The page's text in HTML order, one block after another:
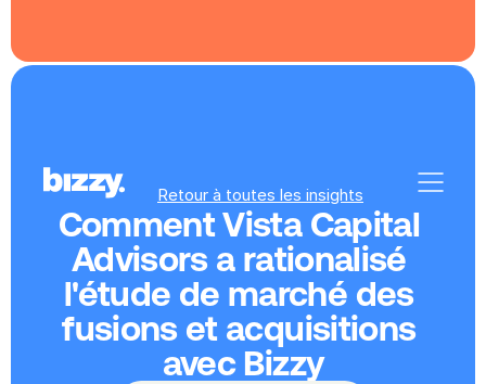
Retour à toutes les insights
Comment Vista Capital
Advisors a rationalisé
l'étude de marché des
fusions et acquisitions
avec Bizzy